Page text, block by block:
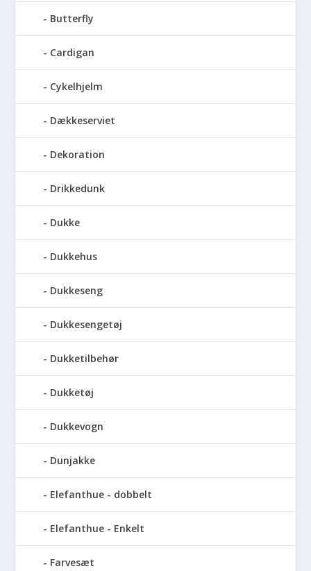
Butterfly
Cardigan
Cykelhjelm
Dækkeserviet
Dekoration
Drikkedunk
Dukke
Dukkehus
Dukkeseng
Dukkesengetøj
Dukketilbehør
Dukketøj
Dukkevogn
Dunjakke
Elefanthue - dobbelt
Elefanthue - Enkelt
Farvesæt